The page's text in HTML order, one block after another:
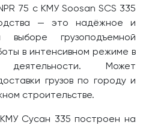
75 с КМУ Soosan SCS 335
— это надёжное и
грузоподъемной
в интенсивном режиме в
Может
грузов по городу и
строительстве.
Сусан 335 построен на